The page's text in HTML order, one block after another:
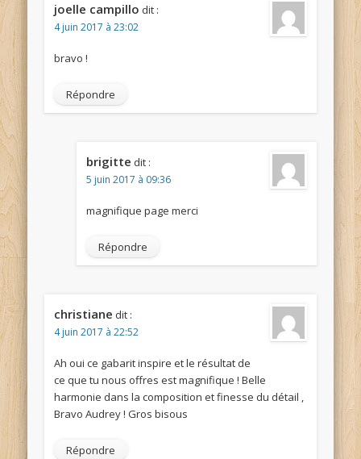
joelle campillo dit :
4 juin 2017 à 23:02
bravo !
Répondre
brigitte dit :
5 juin 2017 à 09:36
magnifique page merci
Répondre
christiane dit :
4 juin 2017 à 22:52
Ah oui ce gabarit inspire et le résultat de
ce que tu nous offres est magnifique ! Belle
harmonie dans la composition et finesse du détail ,
Bravo Audrey ! Gros bisous
Répondre